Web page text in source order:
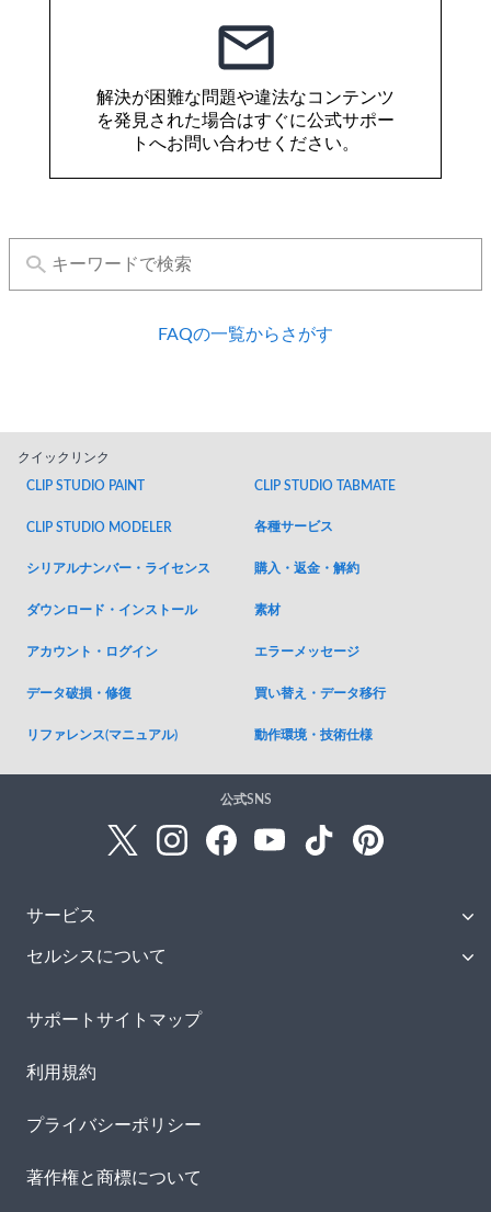
解決が困難な問題や違法なコンテンツ
を発見された場合はすぐに公式サポー
トへお問い合わせください。
FAQの一覧からさがす
クイックリンク
CLIP STUDIO PAINT CLIP STUDIO TABMATE
CLIP STUDIO MODELER 各種サービス
シリアルナンバー・ライセンス 購入・返金・解約
ダウンロード・インストール 素材
アカウント・ログイン エラーメッセージ
データ破損・修復 買い替え・データ移行
リファレンス(マニュアル) 動作環境・技術仕様
公式SNS
サービス
セルシスについて
サポートサイトマップ
利用規約
プライバシーポリシー
著作権と商標について